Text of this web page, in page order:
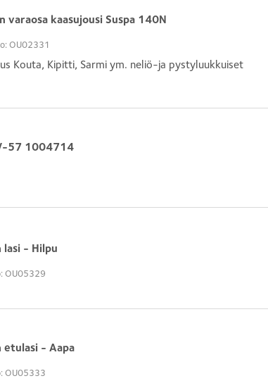
varaosa kaasujousi Suspa 140N
OU02331
Kouta, Kipitti, Sarmi ym. neliö-ja pystyluukkuiset
57 1004714
lasi - Hilpu
OU05329
etulasi - Aapa
OU05333